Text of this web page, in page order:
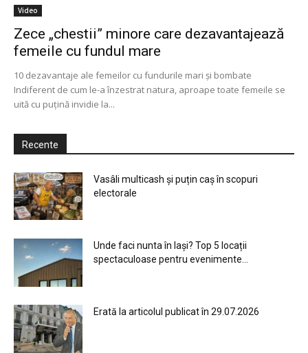
Video
Zece „chestii” minore care dezavantajează
femeile cu fundul mare
10 dezavantaje ale femeilor cu fundurile mari şi bombate
Indiferent de cum le-a înzestrat natura, aproape toate femeile se
uită cu puţină invidie la...
Recente
Vasâli multicash și puțin caș în scopuri
electorale
Unde faci nunta în Iași? Top 5 locații
spectaculoase pentru evenimente...
Erată la articolul publicat în 29.07.2026